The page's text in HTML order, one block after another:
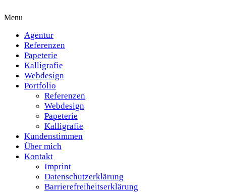
Menu
Agentur
Referenzen
Papeterie
Kalligrafie
Webdesign
Portfolio
Referenzen
Webdesign
Papeterie
Kalligrafie
Kundenstimmen
Über mich
Kontakt
Imprint
Datenschutzerklärung
Barrierefreiheitserklärung